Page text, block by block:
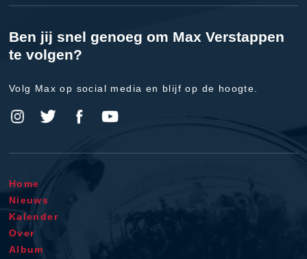
Ben jij snel genoeg om Max Verstappen
te volgen?
Volg Max op social media en blijf op de hoogte.
Home
Nieuws
Kalender
Over
Album